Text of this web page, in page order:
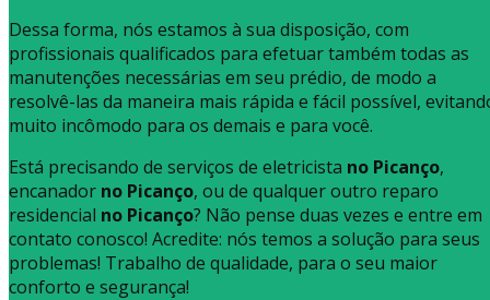
Dessa forma, nós estamos à sua disposição, com
profissionais qualificados para efetuar também todas as
manutenções necessárias em seu prédio, de modo a
resolvê-las da maneira mais rápida e fácil possível,
muito incômodo para os demais e para você.
Está precisando de serviços de eletricista no Picanço,
encanador no Picanço, ou de qualquer outro reparo
residencial no Picanço? Não pense duas vezes e entre em
contato conosco! Acredite: nós temos a solução para seus
problemas! Trabalho de qualidade, para o seu maior
conforto e segurança!